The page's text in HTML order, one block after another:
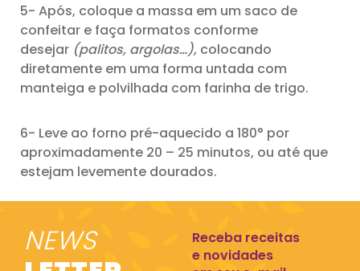
5- Após, coloque a massa em um saco de
confeitar e faça formatos conforme
desejar (palitos, argolas…), colocando
diretamente em uma forma untada com
manteiga e polvilhada com farinha de trigo.
6- Leve ao forno pré-aquecido a 180° por
aproximadamente 20 – 25 minutos, ou até que
estejam levemente dourados.
NEWS
Receba receitas
e novidades